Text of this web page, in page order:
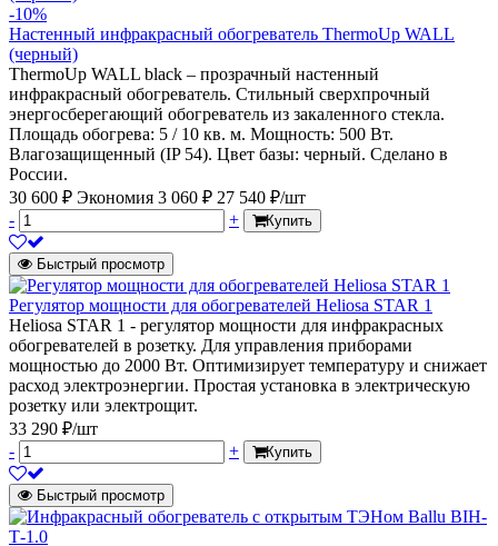
-10%
Настенный инфракрасный обогреватель ThermoUp WALL
(черный)
ThermoUp WALL black – прозрачный настенный
инфракрасный обогреватель. Стильный сверхпрочный
энергосберегающий обогреватель из закаленного стекла.
Площадь обогрева: 5 / 10 кв. м. Мощность: 500 Вт.
Влагозащищенный (IP 54). Цвет базы: черный. Сделано в
России.
30 600 ₽ Экономия 3 060 ₽ 27 540 ₽/шт
-
+ Купить
Быстрый просмотр
Регулятор мощности для обогревателей Heliosa STAR 1
Heliosa STAR 1 - регулятор мощности для инфракрасных
обогревателей в розетку. Для управления приборами
мощностью до 2000 Вт. Оптимизирует температуру и снижает
расход электроэнергии. Простая установка в электрическую
розетку или электрощит.
33 290 ₽/шт
-
+ Купить
Быстрый просмотр